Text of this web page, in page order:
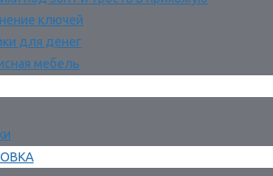
ключей
для денег
мебель